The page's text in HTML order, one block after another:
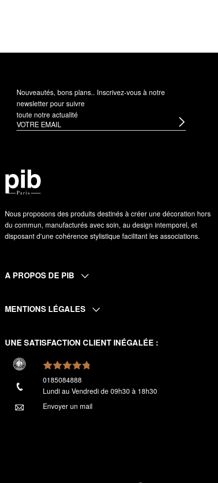
Nous proposons des produits destinés à créer une décoration hors
du commun, manufacturés avec soin, au design intemporel, et
disposant d'une cohérence stylistique facilitant les associations.
Nouveautés, bons plans.. Inscrivez-vous à notre
newsletter pour suivre
toute notre actualité
A PROPOS DE PIB
MENTIONS LÉGALES
UNE SATISFACTION CLIENT INÉGALÉE :
0185084888
Lundi au Vendredi de 09h30 à 18h30
Envoyer un mail